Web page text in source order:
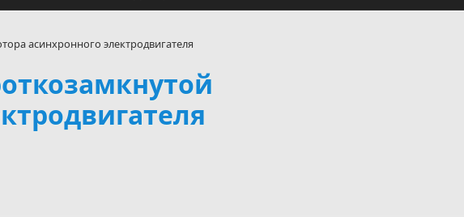
асинхронного электродвигателя